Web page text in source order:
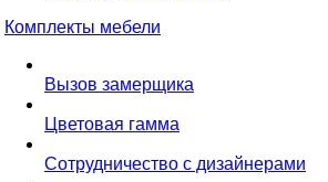
Комплекты мебели
Вызов замерщика
Цветовая гамма
Сотрудничество с дизайнерами